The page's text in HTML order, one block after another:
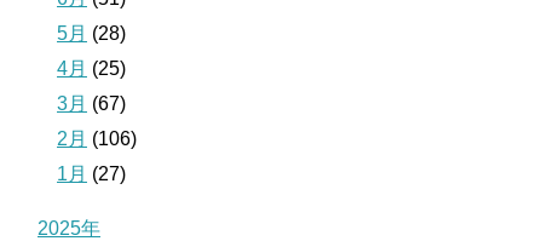
5月 (28)
4月 (25)
3月 (67)
2月 (106)
1月 (27)
2025年